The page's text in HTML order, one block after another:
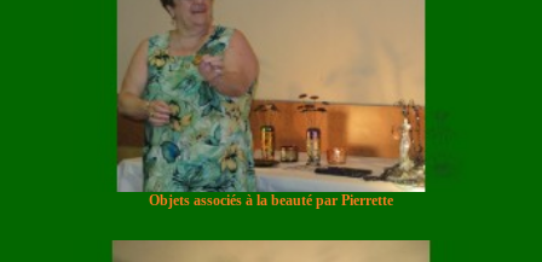
Objets associés à la beauté par Pierrette